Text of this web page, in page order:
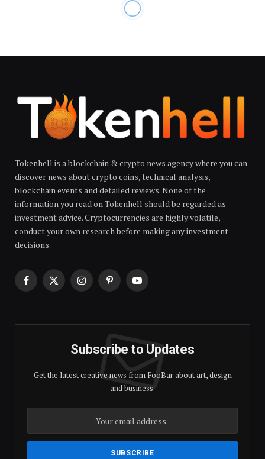
Tokenhell is a blockchain & crypto news agency where you can
discover news about crypto coins, technical analysis,
blockchain events and detailed reviews. None of the
information you read on Tokenhell should be regarded as
investment advice. Cryptocurrencies are highly volatile,
conduct your own research before making any investment
decisions.
Facebook
X
InstagramPinterestYouTube
Subscribe to Updates
Get the latest creative news from FooBar about art, design
and business.